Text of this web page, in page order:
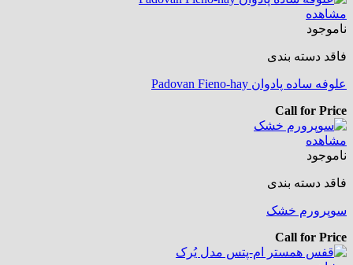
مشاهده
ناموجود
فاقد دسته بندی
علوفه ساده پادوان Padovan Fieno-hay
Call for Price
مشاهده
ناموجود
فاقد دسته بندی
سوپرورم خشک
Call for Price